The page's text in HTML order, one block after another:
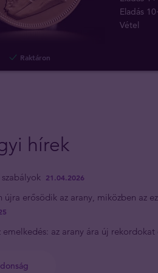
Raktáron
Eladás
Vétel
hírek
21.04.2026
újra erősödik az arany, miközben az
az arany ára új